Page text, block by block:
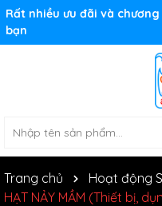
Rất nhiều ưu đãi và
bạn
Trang chủ Hoạt động
HẠT NẢY MẦM (Thiết bị,